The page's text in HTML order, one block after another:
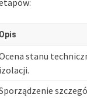
Opis
stanu
izolacji.